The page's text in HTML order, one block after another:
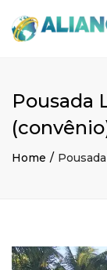
Pousada
Home